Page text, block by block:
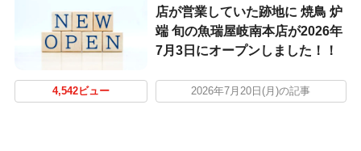
店が営業していた跡地に 焼鳥 炉
端 旬の魚瑞屋岐南本店が2026年
7月3日にオープンしました！！
4,542ビュー 2026年7月20日(月)の記事